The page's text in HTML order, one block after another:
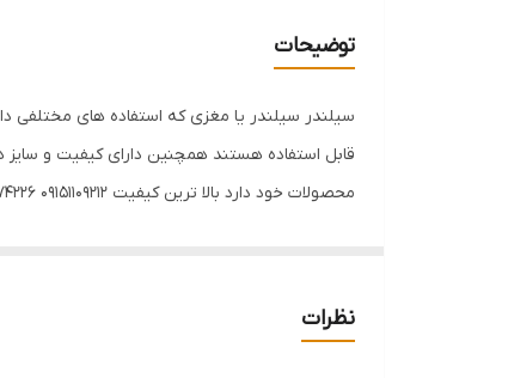
توضیحات
سیلندر سیلندر یا مغزی که استفاده های مختلفی
قابل استفاده هستند همچنین دارای کیفیت و
محصولات خود دارد بالا ترین کیفیت 09151109212 09361874226 مشهد،بین قرنی ۲۸ جنب درمانگاه نبش کشاورز ۳ بین قرنی ۳۳ و۳۵
نظرات